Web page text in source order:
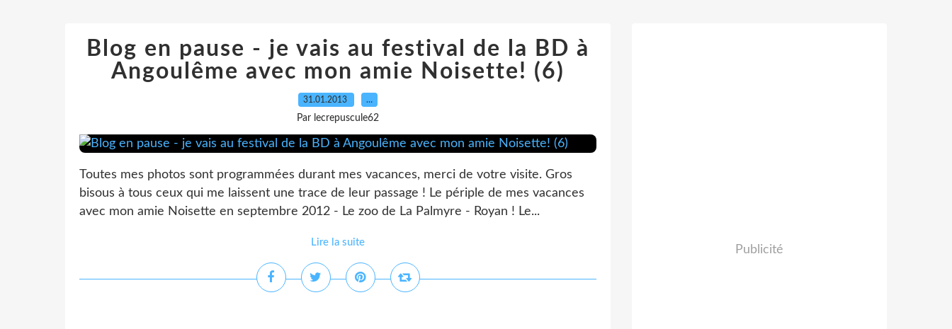
Blog en pause - je vais au festival de la BD à
Angoulême avec mon amie Noisette! (6)
31.01.2013 …
Par lecrepuscule62
Toutes mes photos sont programmées durant mes vacances, merci de votre visite. Gros
bisous à tous ceux qui me laissent une trace de leur passage ! Le périple de mes vacances
avec mon amie Noisette en septembre 2012 - Le zoo de La Palmyre - Royan ! Le...
Lire la suite
Publicité